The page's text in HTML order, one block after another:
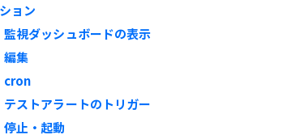
ョン
監視ダッシュボードの表示
編集
cron
テストアラートのトリガー
停止・起動